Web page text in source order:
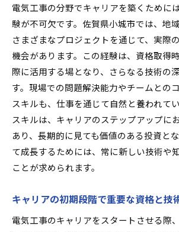
電気工事の分野でキャリアを築くために
験が不可欠です。佐賀県小城市では、地
さまざまなプロジェクトを通じて、実際
機会があります。この経験は、資格取得
際に活用する場となり、さらなる技術の
す。現場での問題解決能力やチームとの
スキルも、仕事を通じて自然と養われて
スキルは、キャリアのステップアップに
あり、長期的に見ても価値のある投資と
て成長するためには、常に新しい技術や
ことが求められます。
キャリアの初期段階で重要な資格と技
電気工事のキャリアをスタートさせる際